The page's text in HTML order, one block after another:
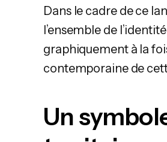
Dans le cadre de ce
l’ensemble de
graphiquement à la
contemporaine de
Un